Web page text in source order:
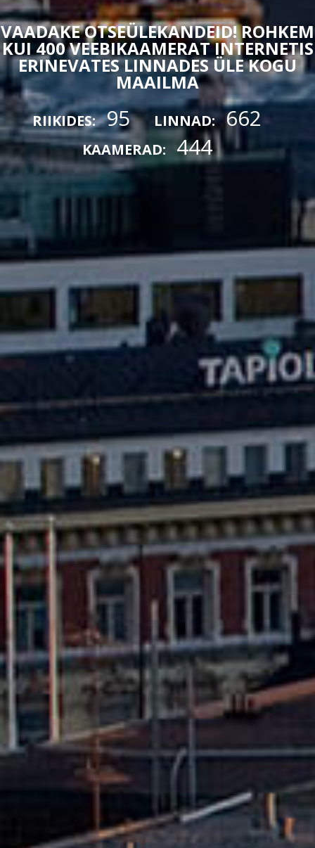
VAADAKE OTSEÜLEKANDEID! ROHKEM
KUI 400 VEEBIKAAMERAT INTERNETIS
ERINEVATES LINNADES ÜLE KOGU
MAAILMA
RIIKIDES: 95 LINNAD: 662
KAAMERAD: 444